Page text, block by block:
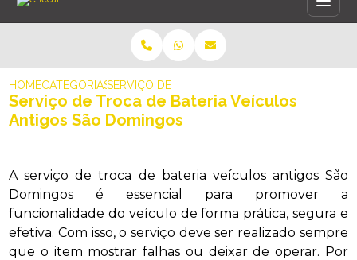
HOMECATEGORIASSERVIÇO DE TROCA DE BATERIA VEÍCULOS
Serviço de Troca de Bateria Veículos
Antigos São Domingos
A serviço de troca de bateria veículos antigos São
Domingos é essencial para promover a
funcionalidade do veículo de forma prática, segura e
efetiva. Com isso, o serviço deve ser realizado sempre
que o item mostrar falhas ou deixar de operar. Por